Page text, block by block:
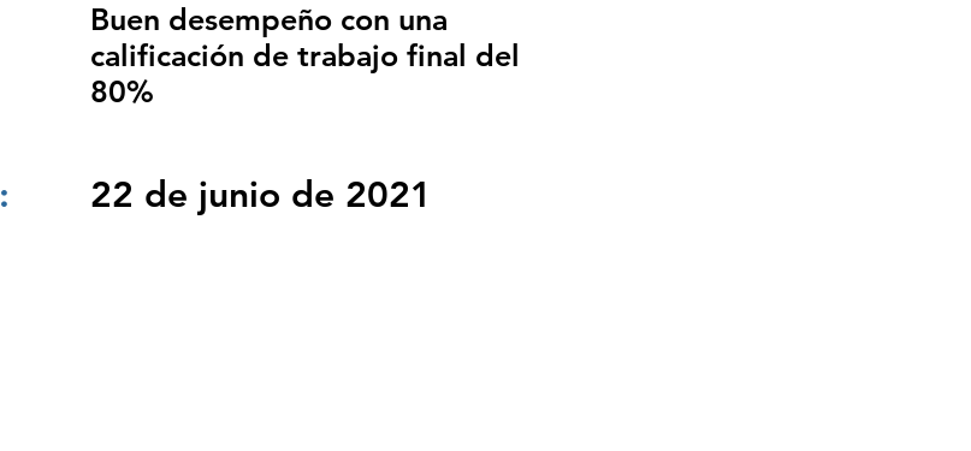
Buen desempeño con una
calificación de trabajo final del
80%
22 de junio de 2021